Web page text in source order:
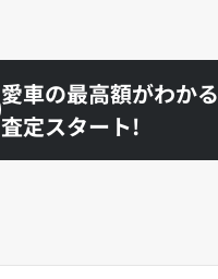
愛車の最高額がわかる
査定スタート!